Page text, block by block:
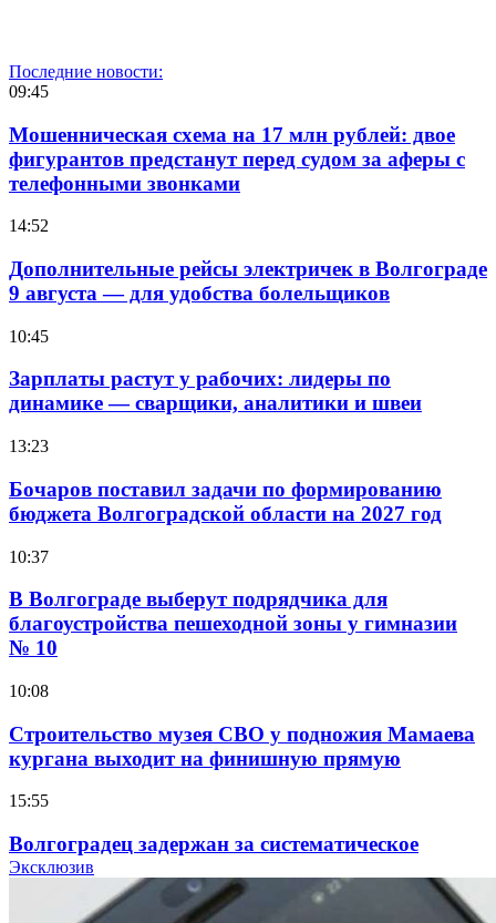
Последние новости:
09:45
Мошенническая схема на 17 млн рублей: двое
фигурантов предстанут перед судом за аферы с
телефонными звонками
14:52
Дополнительные рейсы электричек в Волгограде
9 августа — для удобства болельщиков
10:45
Зарплаты растут у рабочих: лидеры по
динамике — сварщики, аналитики и швеи
13:23
Бочаров поставил задачи по формированию
бюджета Волгоградской области на 2027 год
10:37
В Волгограде выберут подрядчика для
благоустройства пешеходной зоны у гимназии
№ 10
10:08
Строительство музея СВО у подножия Мамаева
кургана выходит на финишную прямую
15:55
Волгоградец задержан за систематическое
распространение фейков о ВС РФ
Эксклюзив